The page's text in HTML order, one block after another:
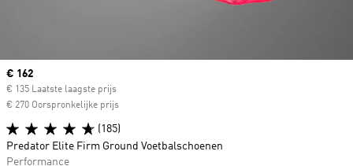
Current price
€ 162
€ 135 Laatste laagste prijs
€ 270 Oorspronkelijke prijs
(185)
Predator Elite Firm Ground Voetbalschoenen
Performance